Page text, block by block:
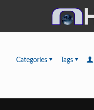
Categories Tags